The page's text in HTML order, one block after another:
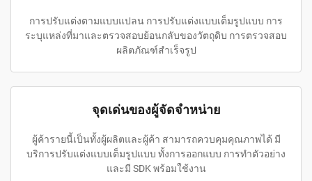
การปรับแต่งตามแบบแปลน การปรับแต่งแบบเต็มรูปแบบ การ
ระบุแหล่งที่มาและตรวจสอบย้อนกลับของวัตถุดิบ การตรวจสอบ
ผลิตภัณฑ์สำเร็จรูป
จุดเด่นของผู้จัดจำหน่าย
ผู้ค้ารายนี้เป็นทั้งผู้ผลิตและผู้ค้า สามารถควบคุมคุณภาพได้ มี
บริการปรับแต่งแบบเต็มรูปแบบ ทั้งการออกแบบ การทำตัวอย่าง
และมี SDK พร้อมใช้งาน